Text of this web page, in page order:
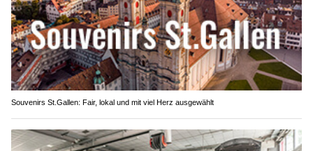
Souvenirs St.Gallen: Fair, lokal und mit viel Herz ausgewählt